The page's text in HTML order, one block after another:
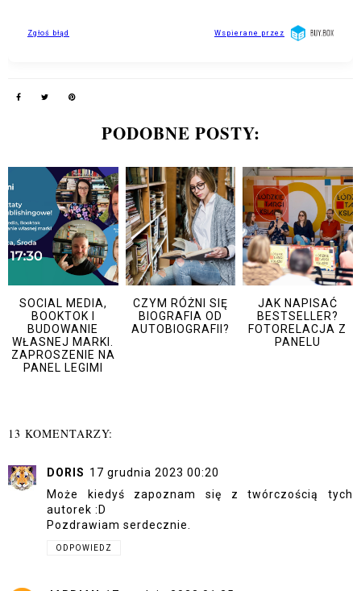
PODOBNE POSTY:
SOCIAL MEDIA,
BOOKTOK I
BUDOWANIE
WŁASNEJ MARKI.
ZAPROSZENIE NA
PANEL LEGIMI
CZYM RÓŻNI SIĘ
BIOGRAFIA OD
AUTOBIOGRAFII?
JAK NAPISAĆ
BESTSELLER?
FOTORELACJA Z
PANELU
13 KOMENTARZY:
DORIS 17 grudnia 2023 00:20
Może kiedyś zapoznam się z twórczością tych
autorek :D
Pozdrawiam serdecznie.
ODPOWIEDZ